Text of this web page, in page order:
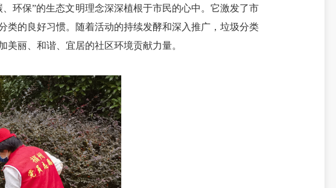
保”的生态文明理念深深植根于市民的心中。它激发了市
类的良好习惯。随着活动的持续发酵和深入推广，垃圾分类
丽、和谐、宜居的社区环境贡献力量。